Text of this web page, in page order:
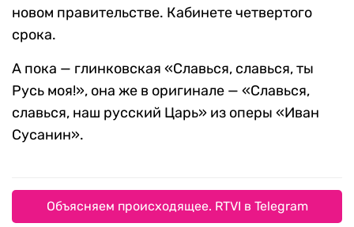
новом правительстве. Кабинете четвертого
срока.
А пока — глинковская «Славься, славься, ты
Русь моя!», она же в оригинале — «Славься,
славься, наш русский Царь» из оперы «Иван
Сусанин».
Объясняем происходящее. RTVI в Telegram